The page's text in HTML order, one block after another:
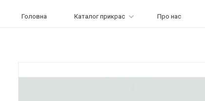
Головна Каталог прикрас Про нас